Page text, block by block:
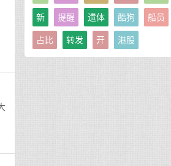
新 提醒 遗体 酷狗 船员
占比 转发 开 港股